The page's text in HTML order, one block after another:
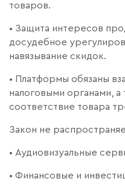
товаров.
• Защита интересов
досудебное
навязывание скидок.
• Платформы обязаны
налоговыми органами,
соответствие товара
Закон не
• Аудиовизуальные
• Финансовые и